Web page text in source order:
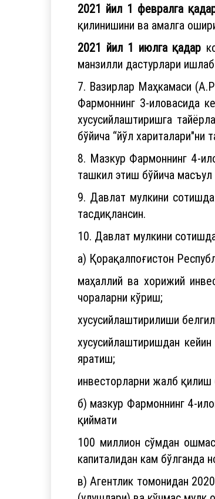
2021 йил 1 февралга
қилинишини ва амалга
2021 йил 1 июлга қадар
манзилли дастурлари
7. Вазирлар Маҳкамаси
Фармоннинг 3-иловасида
хусусийлаштиришга
бўйича “йўл хариталари"ни
8. Мазкур Фармоннинг 4-
ташкил этиш бўйича
9. Давлат мулкини
тасдиқлансин.
10. Давлат мулкини
а) Қорақалпоғистон
маҳаллий ва хорижий
чораларни кўриш;
хусусийлаштирилиши
хусусийлаштиришдан
яратиш;
инвесторларни жалб қилиш
б) мазкур Фармоннинг 4-
қиймати
100 миллион сўмдан
капиталидан кам бўлганда
в) Агентлик томонидан